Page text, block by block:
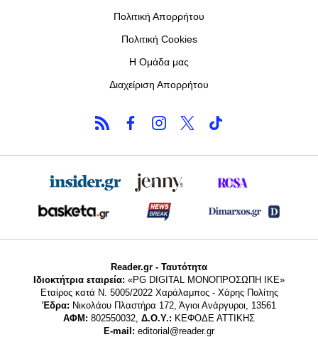
Πολιτική Απορρήτου
Πολιτική Cookies
Η Ομάδα μας
Διαχείριση Απορρήτου
Reader.gr - Ταυτότητα
Ιδιοκτήτρια εταιρεία: «PG DIGITAL MONΟΠΡΟΣΩΠΗ ΙΚΕ»
Εταίρος κατά Ν. 5005/2022 Χαράλαμπος - Χάρης Πολίτης
Έδρα: Νικολάου Πλαστήρα 172, Άγιοι Ανάργυροι, 13561
ΑΦΜ: 802550032, Δ.Ο.Υ.: ΚΕΦΟΔΕ ΑΤΤΙΚΗΣ
E-mail: editorial@reader.gr